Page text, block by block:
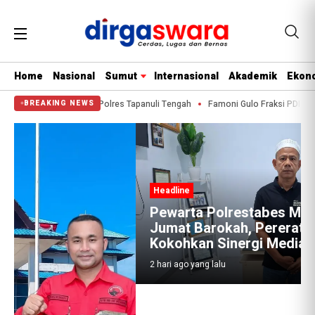
Home Nasional Sumut Internasional Akademik
BREAKING NEWS
Rusun Polres Tapanuli Tengah Famoni Gulo Fraksi PDI-P
Pewarta Polrestabes Medan Gelar
Jumat Barokah, Pererat Silaturahmi,
Kokohkan Sinergi Media dan Kepolisian
2 hari ago yang lalu